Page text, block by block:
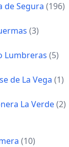
de Segura (196)
(3)
Lumbreras (5)
de La Vega (1)
La Verde(2)
(10)